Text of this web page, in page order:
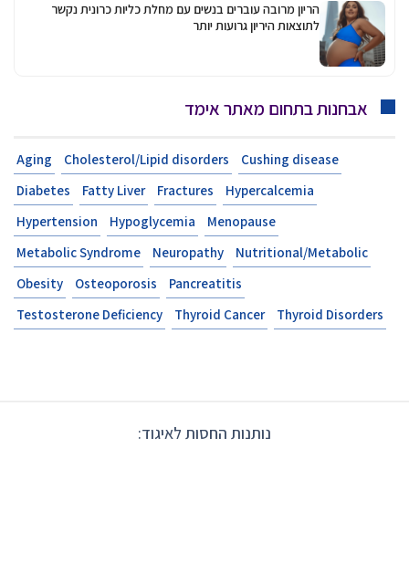
הריון מרובה עוברים בנשים עם מחלת כליות כרונית נקשר
לתוצאות היריון גרועות יותר
אבחנות בתחום מאתר אימד
Aging Cholesterol/Lipid disorders
Cushing disease
Diabetes
Fatty Liver Fractures
Hypercalcemia
Hypertension
Hypoglycemia
Menopause
Metabolic Syndrome
Neuropathy
Nutritional/Metabolic
Obesity
Osteoporosis
Pancreatitis
Testosterone Deficiency
Thyroid Cancer Thyroid Disorders
נותנות החסות לאיגוד: